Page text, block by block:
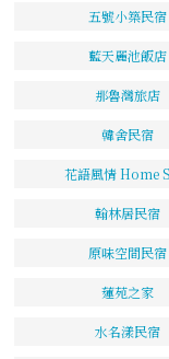
五號小築民宿
藍天麗池飯店
那魯灣旅店
韓舍民宿
花語風情 Home
翰林居民宿
原味空間民宿
蓮苑之家
水名漾民宿